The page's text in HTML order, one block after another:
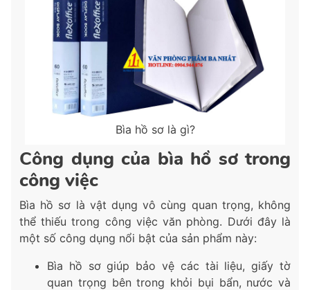
Bìa hồ sơ là gì?
Công dụng của bìa hồ sơ trong
công việc
Bìa hồ sơ là vật dụng vô cùng quan trọng, không
thể thiếu trong công việc văn phòng. Dưới đây là
một số công dụng nổi bật của sản phẩm này:
Bìa hồ sơ giúp bảo vệ các tài liệu, giấy tờ
quan trọng bên trong khỏi bụi bẩn, nước và